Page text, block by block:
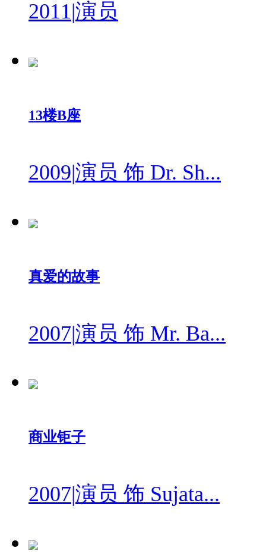
2011|演员
13楼B座
2009|演员 饰 Dr. Sh...
真爱的故事
2007|演员 饰 Mr. Ba...
商业钜子
2007|演员 饰 Sujata...